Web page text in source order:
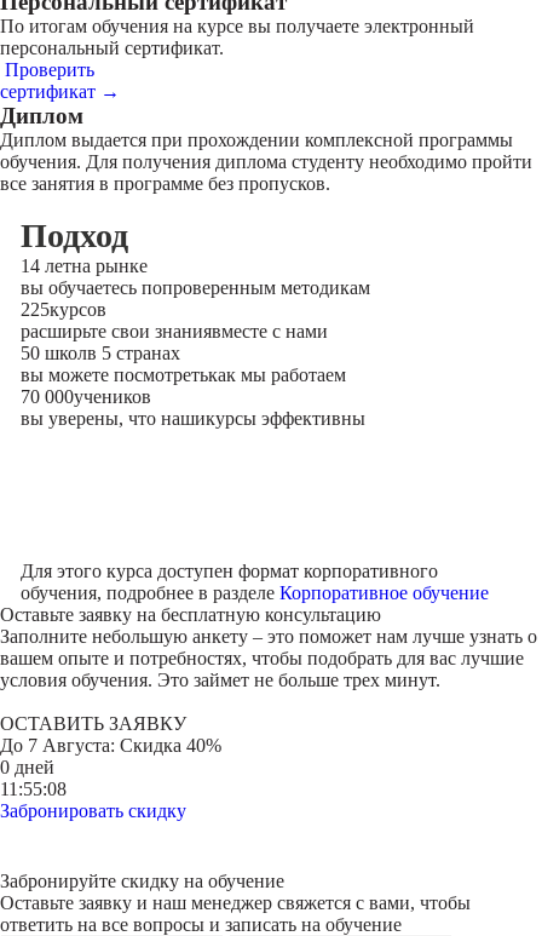
По итогам обучения на курсе вы получаете электронный
персональный сертификат.
Проверить
сертификат →
Диплом
Диплом выдается при прохождении комплексной программы
обучения. Для получения диплома студенту необходимо пройти
все занятия в программе без пропусков.
Подход
14 летна рынке
вы обучаетесь попроверенным методикам
225курсов
расширьте свои знаниявместе с нами
50 школв 5 странах
вы можете посмотретькак мы работаем
70 000учеников
вы уверены, что нашикурсы эффективны
Для этого курса доступен формат корпоративного
обучения, подробнее в разделе Корпоративное обучение
Оставьте заявку на бесплатную консультацию
Заполните небольшую анкету – это поможет нам лучше узнать о
вашем опыте и потребностях, чтобы подобрать для вас лучшие
условия обучения. Это займет не больше трех минут.
ОСТАВИТЬ ЗАЯВКУ
До 7 Августа: Скидка 40%
0 дней
11:55:08
Забронировать скидку
Забронируйте скидку на обучение
Оставьте заявку и наш менеджер свяжется с вами, чтобы
ответить на все вопросы и записать на обучение